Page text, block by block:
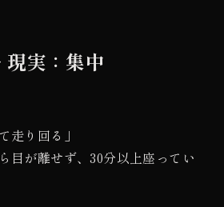
実：集中
走り回る」
目が離せず、30分以上座ってい